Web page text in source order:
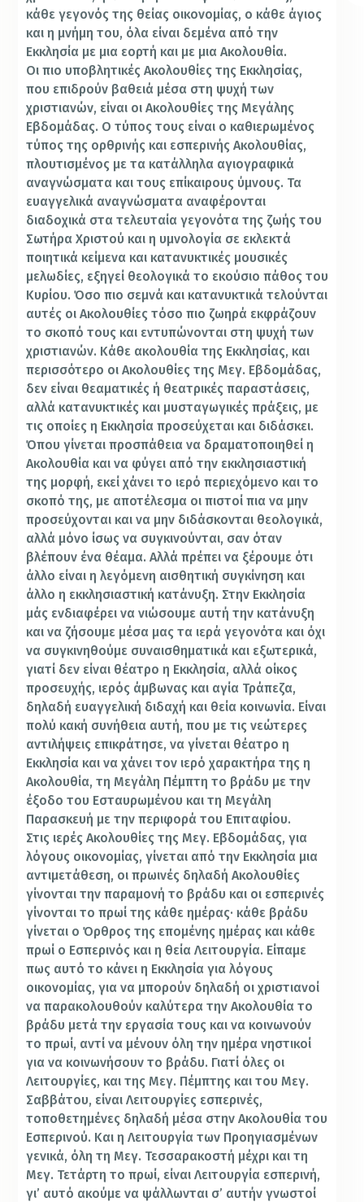
κάθε γεγονός της θείας οικονομίας, ο κάθε άγιος
και η μνήμη του, όλα είναι δεμένα από την
Εκκλησία με μια εορτή και με μια Ακολουθία.
Οι πιο υποβλητικές Ακολουθίες της Εκκλησίας,
που επιδρούν βαθειά μέσα στη ψυχή των
χριστιανών, είναι οι Ακολουθίες της Μεγάλης
Εβδομάδας. Ο τύπος τους είναι ο καθιερωμένος
τύπος της ορθρινής και εσπερινής Ακολουθίας,
πλουτισμένος με τα κατάλληλα αγιογραφικά
αναγνώσματα και τους επίκαιρους ύμνους. Τα
ευαγγελικά αναγνώσματα αναφέρονται
διαδοχικά στα τελευταία γεγονότα της ζωής του
Σωτήρα Χριστού και η υμνολογία σε εκλεκτά
ποιητικά κείμενα και κατανυκτικές μουσικές
μελωδίες, εξηγεί θεολογικά το εκούσιο πάθος του
Κυρίου. Όσο πιο σεμνά και κατανυκτικά τελούνται
αυτές οι Ακολουθίες τόσο πιο ζωηρά εκφράζουν
το σκοπό τους και εντυπώνονται στη ψυχή των
χριστιανών. Κάθε ακολουθία της Εκκλησίας, και
περισσότερο οι Ακολουθίες της Μεγ. Εβδομάδας,
δεν είναι θεαματικές ή θεατρικές παραστάσεις,
αλλά κατανυκτικές και μυσταγωγικές πράξεις, με
τις οποίες η Εκκλησία προσεύχεται και διδάσκει.
Όπου γίνεται προσπάθεια να δραματοποιηθεί η
Ακολουθία και να φύγει από την εκκλησιαστική
της μορφή, εκεί χάνει το ιερό περιεχόμενο και το
σκοπό της, με αποτέλεσμα οι πιστοί πια να μην
προσεύχονται και να μην διδάσκονται θεολογικά,
αλλά μόνο ίσως να συγκινούνται, σαν όταν
βλέπουν ένα θέαμα. Αλλά πρέπει να ξέρουμε ότι
άλλο είναι η λεγόμενη αισθητική συγκίνηση και
άλλο η εκκλησιαστική κατάνυξη. Στην Εκκλησία
μάς ενδιαφέρει να νιώσουμε αυτή την κατάνυξη
και να ζήσουμε μέσα μας τα ιερά γεγονότα και όχι
να συγκινηθούμε συναισθηματικά και εξωτερικά,
γιατί δεν είναι θέατρο η Εκκλησία, αλλά οίκος
προσευχής, ιερός άμβωνας και αγία Τράπεζα,
δηλαδή ευαγγελική διδαχή και θεία κοινωνία. Είναι
πολύ κακή συνήθεια αυτή, που με τις νεώτερες
αντιλήψεις επικράτησε, να γίνεται θέατρο η
Εκκλησία και να χάνει τον ιερό χαρακτήρα της η
Ακολουθία, τη Μεγάλη Πέμπτη το βράδυ με την
έξοδο του Εσταυρωμένου και τη Μεγάλη
Παρασκευή με την περιφορά του Επιταφίου.
Στις ιερές Ακολουθίες της Μεγ. Εβδομάδας, για
λόγους οικονομίας, γίνεται από την Εκκλησία μια
αντιμετάθεση, οι πρωινές δηλαδή Ακολουθίες
γίνονται την παραμονή το βράδυ και οι εσπερινές
γίνονται το πρωί της κάθε ημέρας· κάθε βράδυ
γίνεται ο Όρθρος της επομένης ημέρας και κάθε
πρωί ο Εσπερινός και η θεία Λειτουργία. Είπαμε
πως αυτό το κάνει η Εκκλησία για λόγους
οικονομίας, για να μπορούν δηλαδή οι χριστιανοί
να παρακολουθούν καλύτερα την Ακολουθία το
βράδυ μετά την εργασία τους και να κοινωνούν
το πρωί, αντί να μένουν όλη την ημέρα νηστικοί
για να κοινωνήσουν το βράδυ. Γιατί όλες οι
Λειτουργίες, και της Μεγ. Πέμπτης και του Μεγ.
Σαββάτου, είναι Λειτουργίες εσπερινές,
τοποθετημένες δηλαδή μέσα στην Ακολουθία του
Εσπερινού. Και η Λειτουργία των Προηγιασμένων
γενικά, όλη τη Μεγ. Τεσσαρακοστή μέχρι και τη
Μεγ. Τετάρτη το πρωί, είναι Λειτουργία εσπερινή,
γι’ αυτό ακούμε να ψάλλωνται σ’ αυτήν γνωστοί